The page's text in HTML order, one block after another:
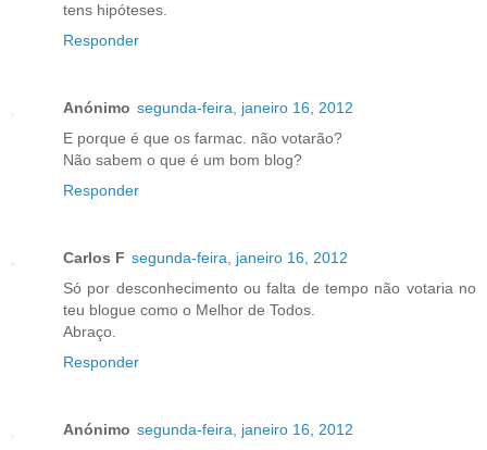
tens hipóteses.
Responder
Anónimo segunda-feira, janeiro 16, 2012
E porque é que os farmac. não votarão?
Não sabem o que é um bom blog?
Responder
Carlos F segunda-feira, janeiro 16, 2012
Só por desconhecimento ou falta de tempo não votaria no
teu blogue como o Melhor de Todos.
Abraço.
Responder
Anónimo segunda-feira, janeiro 16, 2012